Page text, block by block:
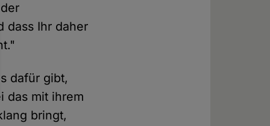
dass Ihr daher
dafür gibt,
das mit ihrem
bringt,